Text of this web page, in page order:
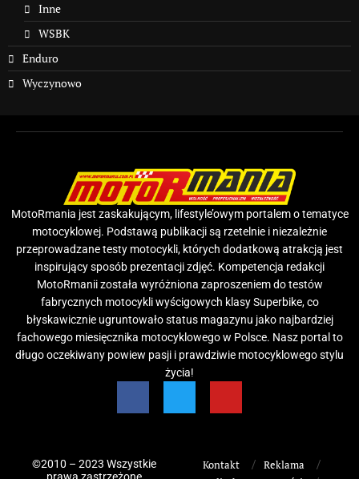
Inne
WSBK
Enduro
Wyczynowo
MotoRmania jest zaskakującym, lifestyle’owym portalem o tematyce
motocyklowej. Podstawą publikacji są rzetelnie i niezależnie
przeprowadzane testy motocykli, których dodatkową atrakcją jest
inspirujący sposób prezentacji zdjęć. Kompetencja redakcji
MotoRmanii została wyróżniona zaproszeniem do testów
fabrycznych motocykli wyścigowych klasy Superbike, co
błyskawicznie ugruntowało status magazynu jako najbardziej
fachowego miesięcznika motocyklowego w Polsce. Nasz portal to
długo oczekiwany powiew pasji i prawdziwie motocyklowego stylu
życia!
©2010 – 2023 Wszystkie
prawa zastrzeżone
Kontakt
Reklama